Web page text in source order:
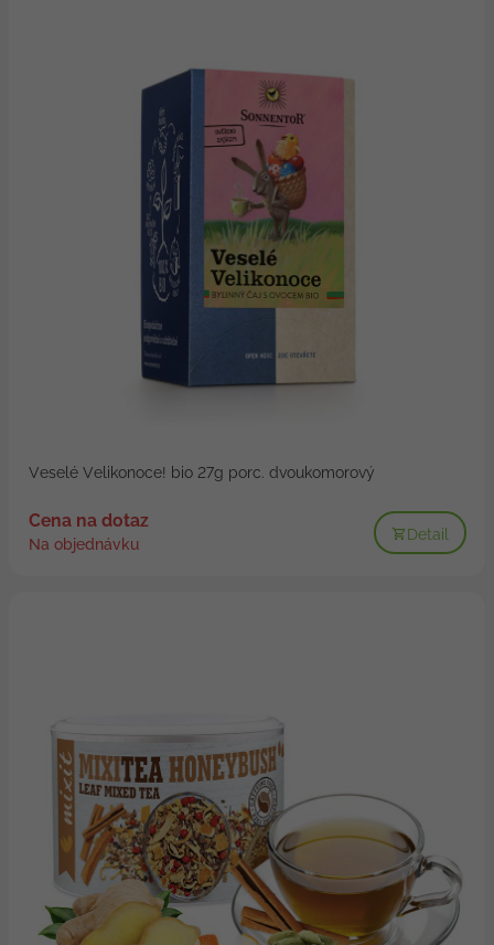
Veselé Velikonoce! bio 27g porc. dvoukomorový
Cena na dotaz
Na objednávku
Detail